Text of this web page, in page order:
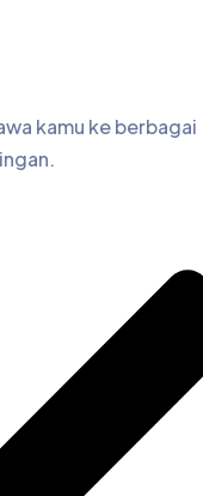
kamu ke berbagai